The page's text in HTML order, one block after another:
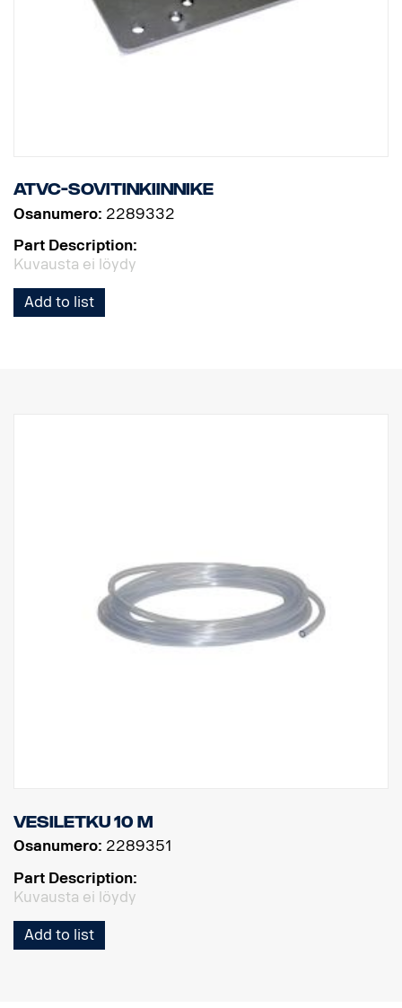
ATVC-sovitinkiinnike
Osanumero: 2289332
Part Description:
Kuvausta ei löydy
Add to list
Vesiletku 10 m
Osanumero: 2289351
Part Description:
Kuvausta ei löydy
Add to list